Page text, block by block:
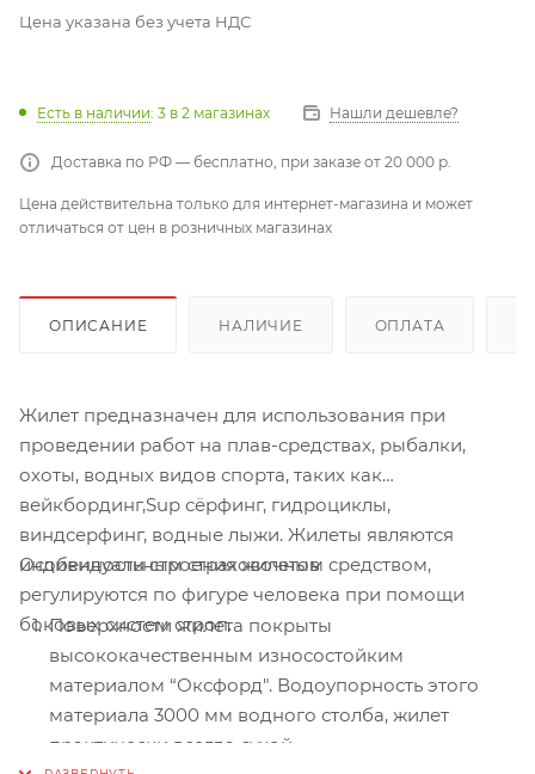
Цена указана без учета НДС
Есть в наличии: 3 в 2 магазинах Нашли дешевле?
Доставка по РФ — бесплатно, при заказе от 20 000 р.
Цена действительна только для интернет-магазина и может
отличаться от цен в розничных магазинах
ОПИСАНИЕ НАЛИЧИЕ ОПЛАТА
Жилет предназначен для использования при
проведении работ на плав-средствах, рыбалки,
охоты, водных видов спорта, таких как
вейкбординг,Sup сёрфинг, гидроциклы,
виндсерфинг, водные лыжи. Жилеты являются
индивидуальным страховочным средством,
регулируются по фигуре человека при помощи
боковых систем строп.
Особенности строения жилетов
Поверхности жилета покрыты
высококачественным износостойким
материалом “Оксфорд". Водоупорность этого
материала 3000 мм водного столба, жилет
практически всегда сухой.